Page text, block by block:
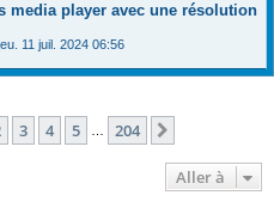
media player avec une résolution
11 juil. 2024 06:56
204
3 4 5 204
Aller à